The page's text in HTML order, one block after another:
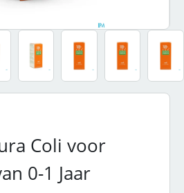
Coli voor
0-1 Jaar